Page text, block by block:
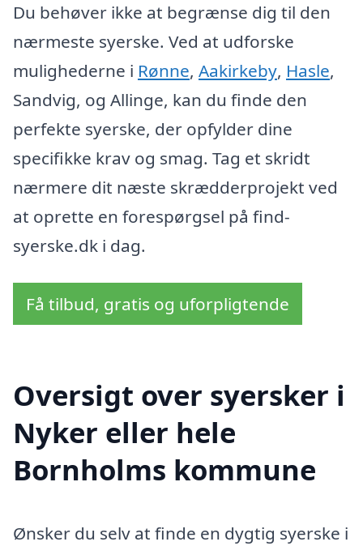
Du behøver ikke at begrænse dig til den
nærmeste syerske. Ved at udforske
mulighederne i Rønne, Aakirkeby, Hasle,
Sandvig, og Allinge, kan du finde den
perfekte syerske, der opfylder dine
specifikke krav og smag. Tag et skridt
nærmere dit næste skrædderprojekt ved
at oprette en forespørgsel på find-
syerske.dk i dag.
Få tilbud, gratis og uforpligtende
Oversigt over syersker i
Nyker eller hele
Bornholms kommune
Ønsker du selv at finde en dygtig syerske i